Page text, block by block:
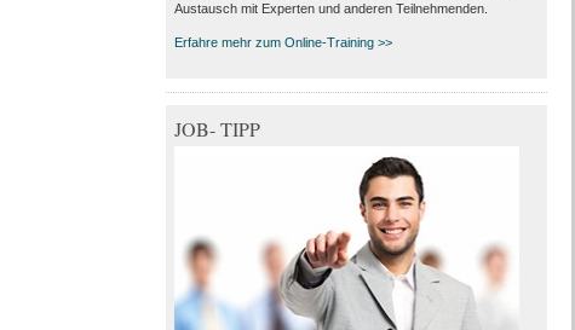
Austausch mit Experten und anderen Teilnehmenden.
Erfahre mehr zum Online-Training >>
JOB- TIPP